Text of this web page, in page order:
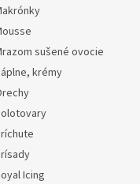
sušené ovocie
krémy
Icing